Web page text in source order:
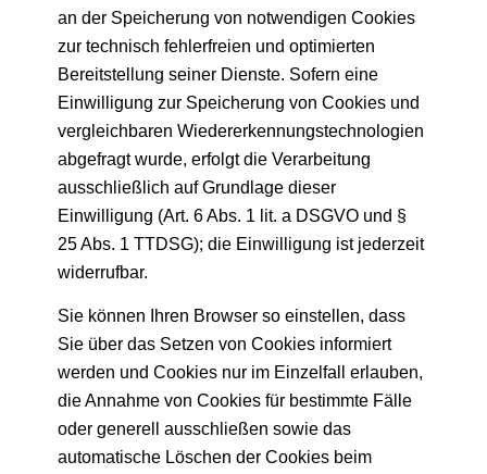
an der Speicherung von notwendigen Cookies
zur technisch fehlerfreien und optimierten
Bereitstellung seiner Dienste. Sofern eine
Einwilligung zur Speicherung von Cookies und
vergleichbaren Wiedererkennungstechnologien
abgefragt wurde, erfolgt die Verarbeitung
ausschließlich auf Grundlage dieser
Einwilligung (Art. 6 Abs. 1 lit. a DSGVO und §
25 Abs. 1 TTDSG); die Einwilligung ist jederzeit
widerrufbar.
Sie können Ihren Browser so einstellen, dass
Sie über das Setzen von Cookies informiert
werden und Cookies nur im Einzelfall erlauben,
die Annahme von Cookies für bestimmte Fälle
oder generell ausschließen sowie das
automatische Löschen der Cookies beim